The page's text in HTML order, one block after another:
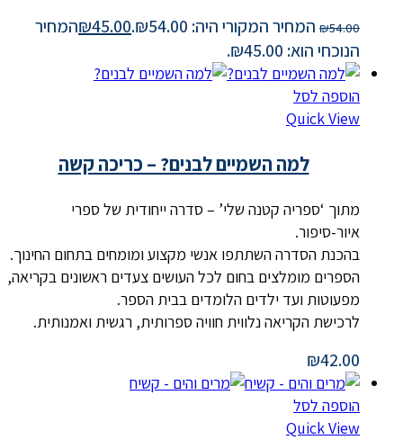
₪54.00 המחיר המקורי היה: ₪54.00. ₪45.00
המחיר
הנוכחי הוא: ₪45.00.
הוספה לסל
Quick View
למה השמיים לבנים? – כריכה קשה
מתוך ‘ספריה קטנה שלי’ – סדרה ייחודית של ספרי
איור-סיפור.
בהכנת הסדרה השתתפו אנשי מקצוע ומומחים בתחום החינוך.
הספרים מומלצים בחום לכל העושים צעדים ראשונים בקריאה,
מפעוטות ועד ילדים הלומדים בבית הספר.
לרכישת הקריאה נלווית חוויה ספרותית, רגשית ואמנותית.
₪42.00
הוספה לסל
Quick View